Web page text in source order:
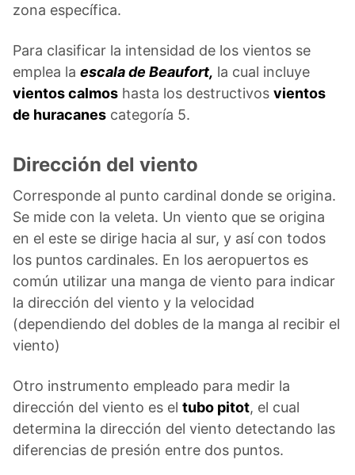
zona específica.
Para clasificar la intensidad de los vientos se
emplea la escala de Beaufort, la cual incluye
vientos calmos hasta los destructivos vientos
de huracanes categoría 5.
Dirección del viento
Corresponde al punto cardinal donde se origina.
Se mide con la veleta. Un viento que se origina
en el este se dirige hacia al sur, y así con todos
los puntos cardinales. En los aeropuertos es
común utilizar una manga de viento para indicar
la dirección del viento y la velocidad
(dependiendo del dobles de la manga al recibir el
viento)
Otro instrumento empleado para medir la
dirección del viento es el tubo pitot, el cual
determina la dirección del viento detectando las
diferencias de presión entre dos puntos.